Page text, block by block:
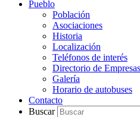
Pueblo
Población
Asociaciones
Historia
Localización
Teléfonos de interés
Directorio de Empresas
Galería
Horario de autobuses
Contacto
Buscar